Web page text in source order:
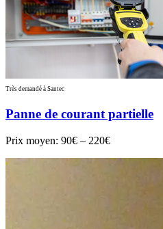
Très demandé à Santec
Panne de courant partielle
Prix moyen: 90€ – 220€